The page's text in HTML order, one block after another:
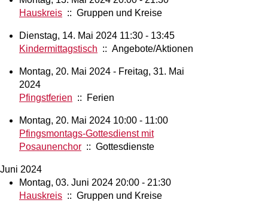
Hauskreis :: Gruppen und Kreise
Dienstag, 14. Mai 2024 11:30 - 13:45
Kindermittagstisch :: Angebote/Aktionen
Montag, 20. Mai 2024 - Freitag, 31. Mai
2024
Pfingstferien :: Ferien
Montag, 20. Mai 2024 10:00 - 11:00
Pfingsmontags-Gottesdienst mit
Posaunenchor :: Gottesdienste
Juni 2024
Montag, 03. Juni 2024 20:00 - 21:30
Hauskreis :: Gruppen und Kreise